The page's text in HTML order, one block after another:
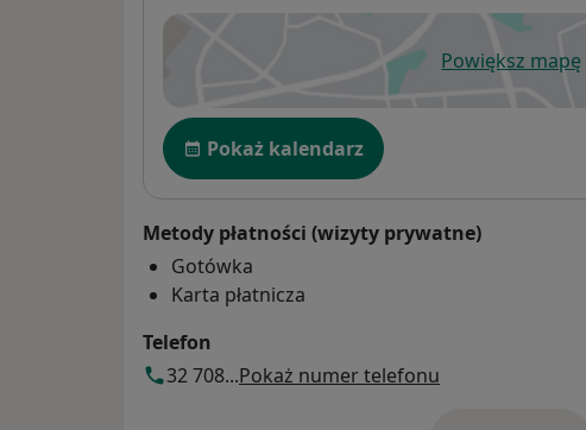
Powiększ mapę
otwiera
Dostępność
Pokaż kalendarz
Metody płatności (wizyty prywatne)
Gotówka
Karta płatnicza
Telefon
32 708...Pokaż numer telefonu